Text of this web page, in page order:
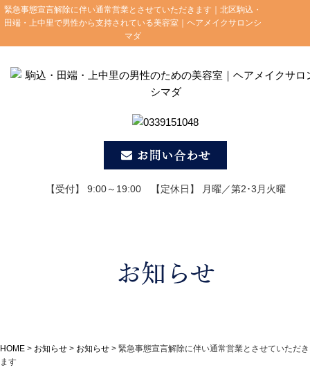
緊急事態宣言解除に伴い通常営業とさせていただきます｜北区駒込・
田端・上中里で男性から支持されている美容室｜ヘアメイクサロンシ
マダ
【受付】 9:00～19:00 【定休日】 月曜／第2･3月火曜
お知らせ
HOME > お知らせ > お知らせ > 緊急事態宣言解除に伴い通常営業とさせていただき
ます